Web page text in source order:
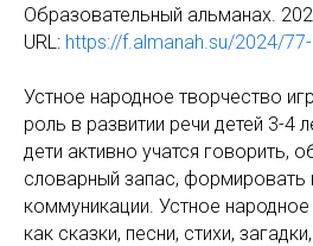
Образовательный альманах.
URL: https://f.almanah.su/2024/
Устное народное творчество
роль в развитии речи детей 3-4
дети активно учатся говорить,
словарный запас, формировать
коммуникации. Устное
как сказки, песни, стихи,